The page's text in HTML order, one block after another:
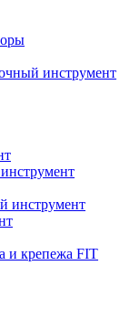
инструмент
инструмент
и крепежа FIT